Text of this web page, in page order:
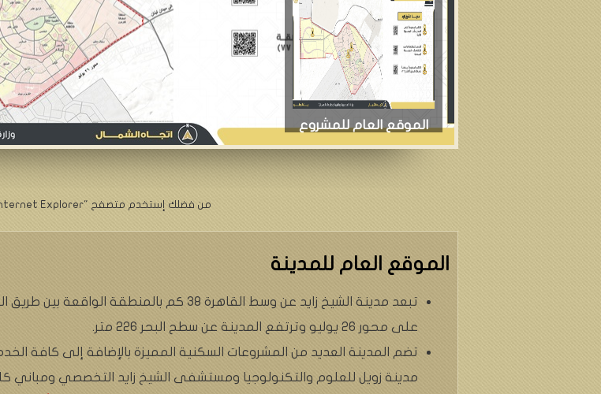
الموقع العام للمشروع
من فضلك إستخدم متصفح "Internet Explorer" لإظهار الصور.
الموقع العام للمدينة
على محور 26 يوليو وترتفع المدينة عن سطح البحر 226 متر.
تضم المدينة العديد من المشروعات السكنية المميزة بالإضافة إلى كافة
مدينة زويل للعلوم والتكنولوجيا ومستشفى الشيخ زايد التخصصي ومباني